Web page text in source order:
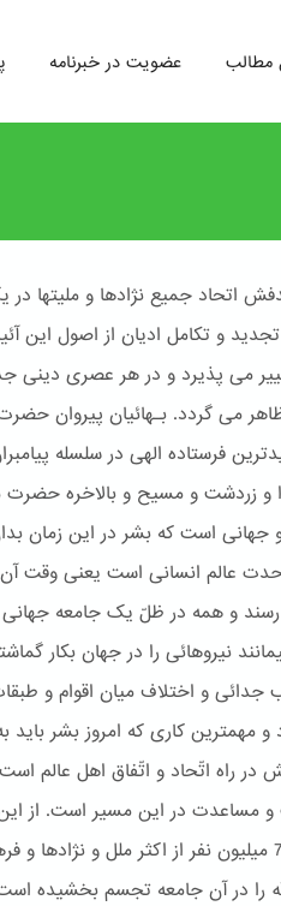
عضویت در خبرنامه مطالب
اتحاد جمیع نژادها و ملیتها در
و تکامل ادیان از اصول این
می پذیرد و در هر عصری دینی
می گردد. بـهائیان پیروان
فرستاده الهی در سلسله
و زردشت و مسیح و بالاخره
است که بشر در این زمان
عالم انسانی است یعنی وقت
و همه در ظلّ یک جامعه جهانی
نیروهائی را در جهان بکار
و اختلاف میان اقوام و
مهمترین کاری که امروز بشر باید
راه اتّحاد و اتّفاق اهل عالم
مساعدت در این مسیر است. از
امر بـهائی جامعه‌ی جهانی مرکّبی بیش از 7 میلیون نفر از اکثر ملل و
را در آن جامعه تجسم بخشیده